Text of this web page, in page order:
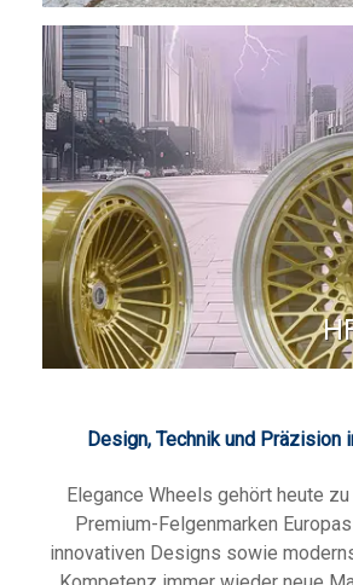
Design, Technik und Präzision
Elegance Wheels gehört heute
Premium-Felgenmarken
innovativen Designs sowie